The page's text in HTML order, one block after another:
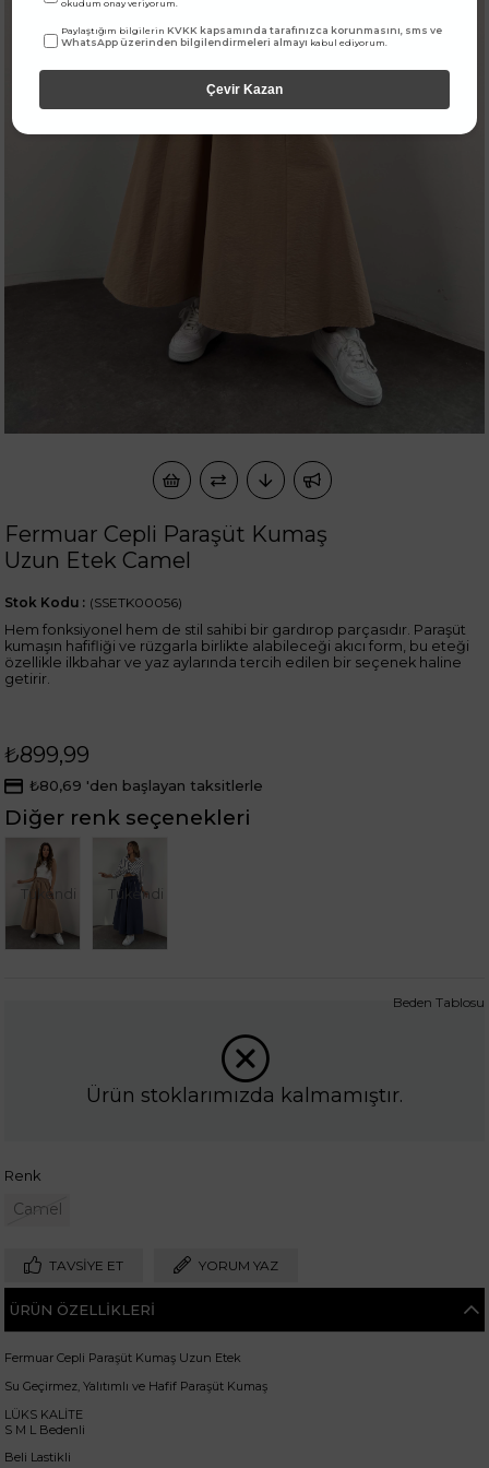
Fermuar Cepli Paraşüt Kumaş
Uzun Etek Camel
(SSETK00056)
Stok Kodu
Hem fonksiyonel hem de stil sahibi bir gardırop parçasıdır. Paraşüt
kumaşın hafifliği ve rüzgarla birlikte alabileceği akıcı form, bu eteği
özellikle ilkbahar ve yaz aylarında tercih edilen bir seçenek haline
getirir.
₺899,99
₺80,69 'den başlayan taksitlerle
Diğer renk seçenekleri
Tükendi Tükendi
Ürün stoklarımızda kalmamıştır.
Renk
Camel
Beden Tablosu
TAVSIYE ET YORUM YAZ
ÜRÜN ÖZELLIKLERI
Fermuar Cepli Paraşüt Kumaş Uzun Etek
Su Geçirmez, Yalıtımlı ve Hafif Paraşüt Kumaş
LÜKS KALİTE
S M L Bedenli
Beli Lastikli
okudum onay veriyorum.
Paylaştığım bilgilerinKVKK kapsamında tarafınızca korunmasını, sms ve
WhatsApp üzerinden bilgilendirmeleri almayı kabul ediyorum.
Çevir Kazan